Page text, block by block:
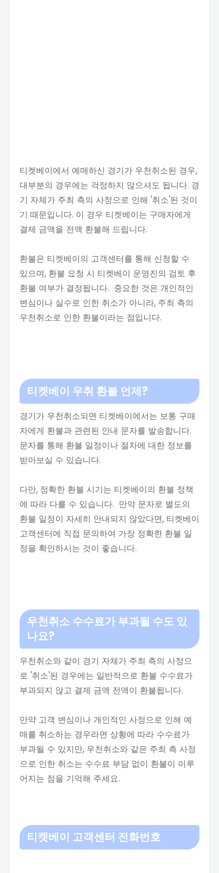
티켓베이에서 예매하신 경기가 우천취소된 경우,
대부분의 경우에는 걱정하지 않으셔도 됩니다. 경
기 자체가 주최 측의 사정으로 인해 '취소'된 것이
기 때문입니다. 이 경우 티켓베이는 구매자에게
결제 금액을 전액 환불해 드립니다.
환불은 티켓베이의 고객센터를 통해 신청할 수
있으며, 환불 요청 시 티켓베이 운영진의 검토 후
환불 여부가 결정됩니다. 중요한 것은 개인적인
변심이나 실수로 인한 취소가 아니라, 주최 측의
우천취소로 인한 환불이라는 점입니다.
티켓베이 우취 환불 언제?
경기가 우천취소되면 티켓베이에서는 보통 구매
자에게 환불과 관련된 안내 문자를 발송합니다.
문자를 통해 환불 일정이나 절차에 대한 정보를
받아보실 수 있습니다.
다만, 정확한 환불 시기는 티켓베이의 환불 정책
에 따라 다를 수 있습니다. 만약 문자로 별도의
환불 일정이 자세히 안내되지 않았다면, 티켓베이
고객센터에 직접 문의하여 가장 정확한 환불 일
정을 확인하시는 것이 좋습니다.
우천취소 수수료가 부과될 수도 있
나요?
우천취소와 같이 경기 자체가 주최 측의 사정으
로 '취소'된 경우에는 일반적으로 환불 수수료가
부과되지 않고 결제 금액 전액이 환불됩니다.
만약 고객 변심이나 개인적인 사정으로 인해 예
매를 취소하는 경우라면 상황에 따라 수수료가
부과될 수 있지만, 우천취소와 같은 주최 측 사정
으로 인한 취소는 수수료 부담 없이 환불이 이루
어지는 점을 기억해 주세요.
티켓베이 고객센터 전화번호